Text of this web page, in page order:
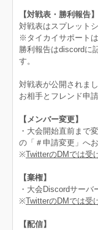
【対戦表・勝利報告】
対戦表はスプレット
※タイカイサポート
勝利報告はdiscordに
す。
対戦表が公開されま
お相手とフレンド申
【メンバー変更】
・大会開始直前まで
の「＃申請変更」へ
※TwitterのDMでは受
【棄権】
・大会Discordサーバ
※TwitterのDMでは受
【配信】